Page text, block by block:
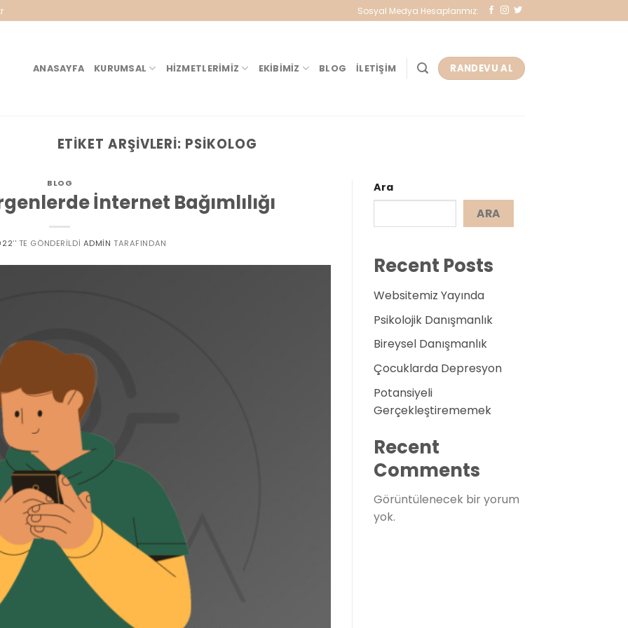
Sosyal Medya Hesaplarımız:
ANASAYFA KURUMSAL HIZMETLERIMIZ EKIBIMIZ BLOG İLETIŞIM RANDEVU AL
ETIKET ARŞIVLERI: PSIKOLOG
BLOG
İnternet Bağımlılığı
’' TE GÖNDERILDI ADMIN TARAFINDAN
Ara
ARA
Recent Posts
Websitemiz Yayında
Psikolojik Danışmanlık
Bireysel Danışmanlık
Çocuklarda Depresyon
Potansiyeli
Gerçekleştirememek
Recent
Comments
Görüntülenecek bir yorum
yok.